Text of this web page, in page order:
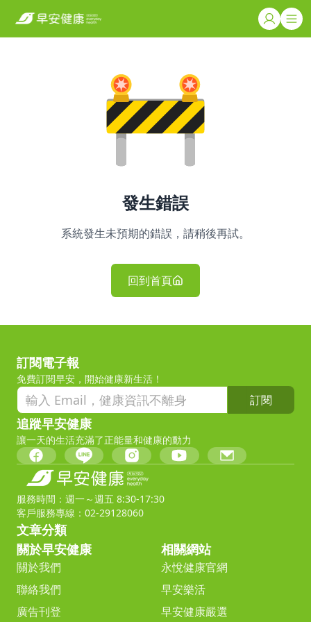
發生錯誤
系統發生未預期的錯誤，請稍後再試。
回到首頁
訂閱電子報
免費訂閱早安，開始健康新生活！
訂閱
追蹤早安健康
讓一天的生活充滿了正能量和健康的動力
服務時間：週一～週五 8:30-17:30
客戶服務專線：02-29128060
文章分類
關於早安健康
關於我們
聯絡我們
廣告刊登
相關網站
永悅健康官網
早安樂活
早安健康嚴選